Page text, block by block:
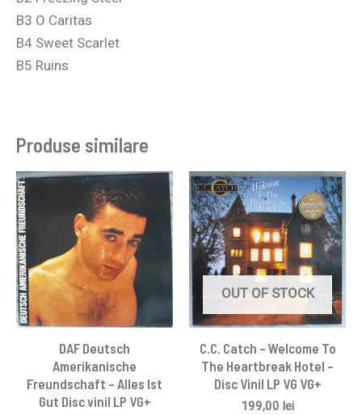
B3 O Caritas
B4 Sweet Scarlet
B5 Ruins
Produse similare
DAF Deutsch
Amerikanische
Freundschaft – Alles Ist
Gut Disc vinil LP VG+
OUT OF STOCK
C.C. Catch – Welcome To
The Heartbreak Hotel –
Disc Vinil LP VG VG+
199,00 lei